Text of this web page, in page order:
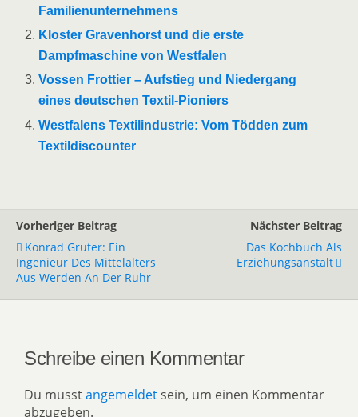
Familienunternehmens
Kloster Gravenhorst und die erste
Dampfmaschine von Westfalen
Vossen Frottier – Aufstieg und Niedergang
eines deutschen Textil-Pioniers
Westfalens Textilindustrie: Vom Tödden zum
Textildiscounter
Vorheriger Beitrag
Konrad Gruter: Ein
Ingenieur Des Mittelalters
Aus Werden An Der Ruhr
Nächster Beitrag
Das Kochbuch Als
Erziehungsanstalt
Schreibe einen Kommentar
Du musstangemeldet sein, um einen Kommentar
abzugeben.